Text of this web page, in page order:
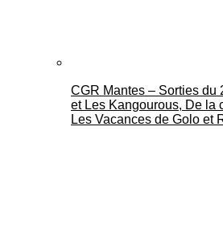
CGR Mantes – Sorties du
et Les Kangourous, De la
Les Vacances de Golo et